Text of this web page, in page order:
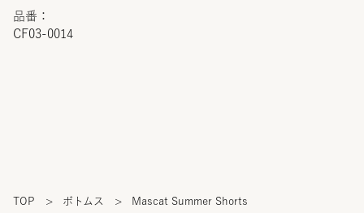
品番：
CF03-0014
TOP > ボトムス > Mascat Summer Shorts